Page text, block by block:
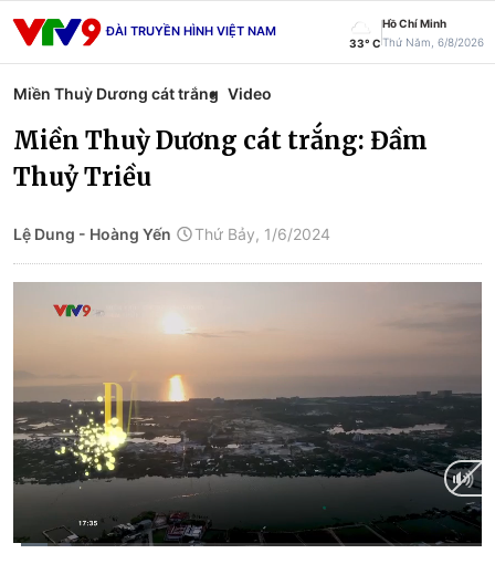
ĐÀI TRUYỀN HÌNH VIỆT NAM
33° C
Hồ Chí Minh
Thứ Năm, 6/8/2026
Miền Thuỳ Dương cát trắng Video
Miền Thuỳ Dương cát trắng: Đầm
Thuỷ Triều
Lệ Dung - Hoàng Yến Thứ Bảy, 1/6/2024